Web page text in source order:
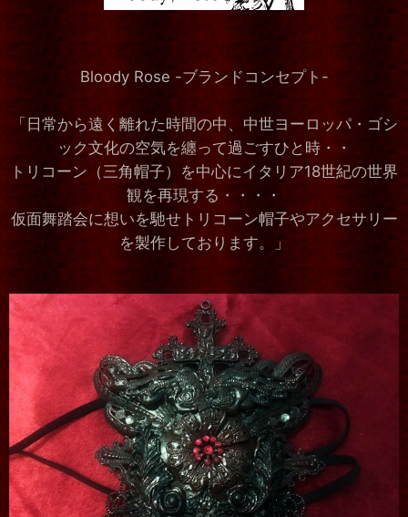
Bloody Rose -ブランドコンセプト-
「日常から遠く離れた時間の中、中世ヨーロッパ・ゴシ
ック文化の空気を纏って過ごすひと時・・
トリコーン（三角帽子）を中心にイタリア18世紀の世界
観を再現する・・・・
仮面舞踏会に想いを馳せトリコーン帽子やアクセサリー
を製作しております。」